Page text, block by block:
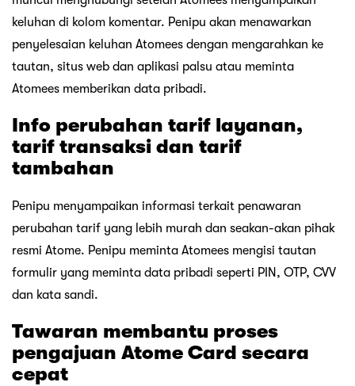
keluhan di kolom komentar. Penipu akan menawarkan
penyelesaian keluhan Atomees dengan mengarahkan ke
tautan, situs web dan aplikasi palsu atau meminta
Atomees memberikan data pribadi.
Info perubahan tarif layanan,
tarif transaksi dan tarif
tambahan
Penipu menyampaikan informasi terkait penawaran
perubahan tarif yang lebih murah dan seakan-akan pihak
resmi Atome. Penipu meminta Atomees mengisi tautan
formulir yang meminta data pribadi seperti PIN, OTP, CVV
dan kata sandi.
Tawaran membantu proses
pengajuan Atome Card secara
cepat